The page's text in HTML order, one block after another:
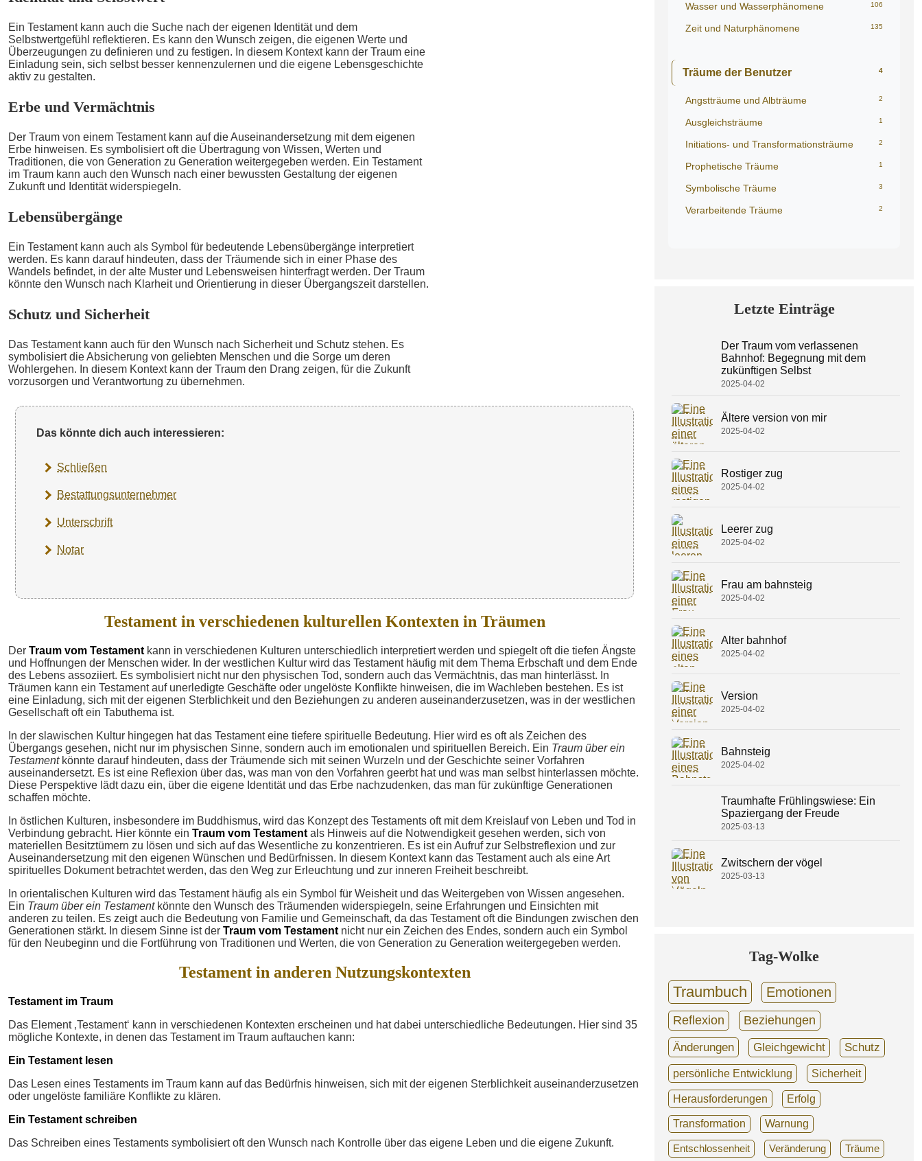
Ein Testament kann auch die Suche nach der eigenen Identität und dem
Selbstwertgefühl reflektieren. Es kann den Wunsch zeigen, die eigenen Werte und
Überzeugungen zu definieren und zu festigen. In diesem Kontext kann der Traum eine
Einladung sein, sich selbst besser kennenzulernen und die eigene Lebensgeschichte
aktiv zu gestalten.
Erbe und Vermächtnis
Der Traum von einem Testament kann auf die Auseinandersetzung mit dem eigenen
Erbe hinweisen. Es symbolisiert oft die Übertragung von Wissen, Werten und
Traditionen, die von Generation zu Generation weitergegeben werden. Ein Testament
im Traum kann auch den Wunsch nach einer bewussten Gestaltung der eigenen
Zukunft und Identität widerspiegeln.
Lebensübergänge
Ein Testament kann auch als Symbol für bedeutende Lebensübergänge interpretiert
werden. Es kann darauf hindeuten, dass der Träumende sich in einer Phase des
Wandels befindet, in der alte Muster und Lebensweisen hinterfragt werden. Der Traum
könnte den Wunsch nach Klarheit und Orientierung in dieser Übergangszeit darstellen.
Schutz und Sicherheit
Das Testament kann auch für den Wunsch nach Sicherheit und Schutz stehen. Es
symbolisiert die Absicherung von geliebten Menschen und die Sorge um deren
Wohlergehen. In diesem Kontext kann der Traum den Drang zeigen, für die Zukunft
vorzusorgen und Verantwortung zu übernehmen.
Das könnte dich auch interessieren:
Schließen
Bestattungsunternehmer
Unterschrift
Notar
Testament in verschiedenen kulturellen Kontexten in Träumen
Der Traum vom Testament kann in verschiedenen Kulturen unterschiedlich interpretiert werden und spiegelt oft die tiefen Ängste
und Hoffnungen der Menschen wider. In der westlichen Kultur wird das Testament häufig mit dem Thema Erbschaft und dem Ende
des Lebens assoziiert. Es symbolisiert nicht nur den physischen Tod, sondern auch das Vermächtnis, das man hinterlässt. In
Träumen kann ein Testament auf unerledigte Geschäfte oder ungelöste Konflikte hinweisen, die im Wachleben bestehen. Es ist
eine Einladung, sich mit der eigenen Sterblichkeit und den Beziehungen zu anderen auseinanderzusetzen, was in der westlichen
Gesellschaft oft ein Tabuthema ist.
In der slawischen Kultur hingegen hat das Testament eine tiefere spirituelle Bedeutung. Hier wird es oft als Zeichen des
Übergangs gesehen, nicht nur im physischen Sinne, sondern auch im emotionalen und spirituellen Bereich. Ein Traum über ein
Testamentkönnte darauf hindeuten, dass der Träumende sich mit seinen Wurzeln und der Geschichte seiner Vorfahren
auseinandersetzt. Es ist eine Reflexion über das, was man von den Vorfahren geerbt hat und was man selbst hinterlassen möchte.
Diese Perspektive lädt dazu ein, über die eigene Identität und das Erbe nachzudenken, das man für zukünftige Generationen
schaffen möchte.
In östlichen Kulturen, insbesondere im Buddhismus, wird das Konzept des Testaments oft mit dem Kreislauf von Leben und Tod in
Verbindung gebracht. Hier könnte ein Traum vom Testament als Hinweis auf die Notwendigkeit gesehen werden, sich von
materiellen Besitztümern zu lösen und sich auf das Wesentliche zu konzentrieren. Es ist ein Aufruf zur Selbstreflexion und zur
Auseinandersetzung mit den eigenen Wünschen und Bedürfnissen. In diesem Kontext kann das Testament auch als eine Art
spirituelles Dokument betrachtet werden, das den Weg zur Erleuchtung und zur inneren Freiheit beschreibt.
In orientalischen Kulturen wird das Testament häufig als ein Symbol für Weisheit und das Weitergeben von Wissen angesehen.
Ein Traum über ein Testamentkönnte den Wunsch des Träumenden widerspiegeln, seine Erfahrungen und Einsichten mit
anderen zu teilen. Es zeigt auch die Bedeutung von Familie und Gemeinschaft, da das Testament oft die Bindungen zwischen den
Generationen stärkt. In diesem Sinne ist der Traum vom Testament nicht nur ein Zeichen des Endes, sondern auch ein Symbol
für den Neubeginn und die Fortführung von Traditionen und Werten, die von Generation zu Generation weitergegeben werden.
Testament in anderen Nutzungskontexten
Testament im Traum
Das Element ‚Testament‘ kann in verschiedenen Kontexten erscheinen und hat dabei unterschiedliche Bedeutungen. Hier sind 35
mögliche Kontexte, in denen das Testament im Traum auftauchen kann:
Ein Testament lesen
Das Lesen eines Testaments im Traum kann auf das Bedürfnis hinweisen, sich mit der eigenen Sterblichkeit auseinanderzusetzen
oder ungelöste familiäre Konflikte zu klären.
Ein Testament schreiben
Das Schreiben eines Testaments symbolisiert oft den Wunsch nach Kontrolle über das eigene Leben und die eigene Zukunft.
Wasser und Wasserphänomene 106
Zeit und Naturphänomene 135
Träume der Benutzer 4
Angstträume und Albträume 2
Ausgleichsträume 1
Initiations- und Transformationsträume 2
Prophetische Träume 1
Symbolische Träume 3
Verarbeitende Träume 2
Letzte Einträge
Der Traum vom verlassenen
Bahnhof: Begegnung mit dem
zukünftigen Selbst
2025-04-02
Ältere version von mir
2025-04-02
Rostiger zug
2025-04-02
Leerer zug
2025-04-02
Frau am bahnsteig
2025-04-02
Alter bahnhof
2025-04-02
Version
2025-04-02
Bahnsteig
2025-04-02
Traumhafte Frühlingswiese: Ein
Spaziergang der Freude
2025-03-13
Zwitschern der vögel
2025-03-13
Tag-Wolke
Traumbuch Emotionen
Reflexion
Beziehungen
Änderungen
Gleichgewicht Schutz
persönliche Entwicklung Sicherheit
Herausforderungen Erfolg
Transformation Warnung
Entschlossenheit Veränderung Träume